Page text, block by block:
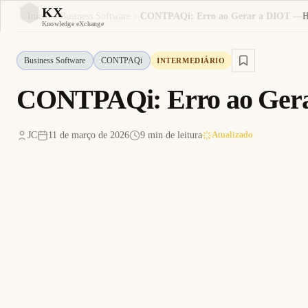
KX
Knowledge eXchange
Início Business Software
Business Software CONTPAQi INTERMEDIÁRIO
CONTPAQi: Erro ao
JC 11 de março de 2026 9 min de leitura Atualizado